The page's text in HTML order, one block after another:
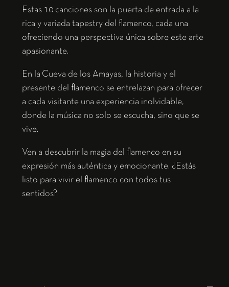
Estas 10 canciones son la puerta de entrada a la
rica y variada tapestry del flamenco, cada una
ofreciendo una perspectiva única sobre este arte
apasionante.
En la Cueva de los Amayas, la historia y el
presente del flamenco se entrelazan para ofrecer
a cada visitante una experiencia inolvidable,
donde la música no solo se escucha, sino que se
vive.
Ven a descubrir la magia del flamenco en su
expresión más auténtica y emocionante. ¿Estás
listo para vivir el flamenco con todos tus
sentidos?